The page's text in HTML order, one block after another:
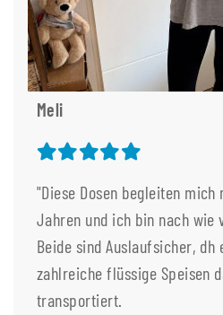
Meli
"Diese Dosen begleiten
Jahren und ich bin nach
Beide sind Auslaufsicher, dh
zahlreiche flüssige Speisen
transportiert.